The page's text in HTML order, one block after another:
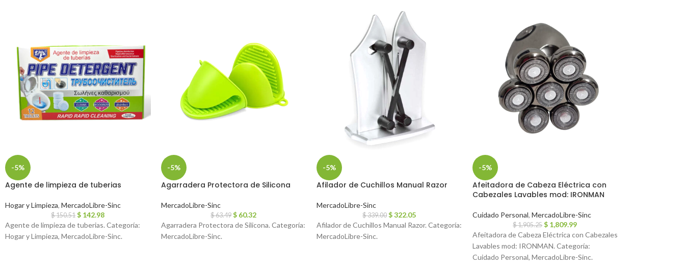
-5%
Agente de limpieza de tuberias
Hogar y Limpieza, MercadoLibre-Sinc
$150.51 $ 142.98
Agente de limpieza de tuberias. Categoría:
Hogar y Limpieza, MercadoLibre-Sinc.
-5%
Agarradera Protectora de Silicona
MercadoLibre-Sinc
$63.49 $ 60.32
Agarradera Protectora de Silicona. Categoría:
MercadoLibre-Sinc.
-5%
Afilador de Cuchillos Manual Razor
MercadoLibre-Sinc
$339.00 $322.05
Afilador de Cuchillos Manual Razor. Categoría:
MercadoLibre-Sinc.
-5%
Afeitadora de Cabeza Eléctrica con
Cabezales Lavables mod: IRONMAN
Cuidado Personal, MercadoLibre-Sinc
$1,905.25 $ 1,809.99
Afeitadora de Cabeza Eléctrica con Cabezales
Lavables mod: IRONMAN. Categoría:
Cuidado Personal, MercadoLibre-Sinc.